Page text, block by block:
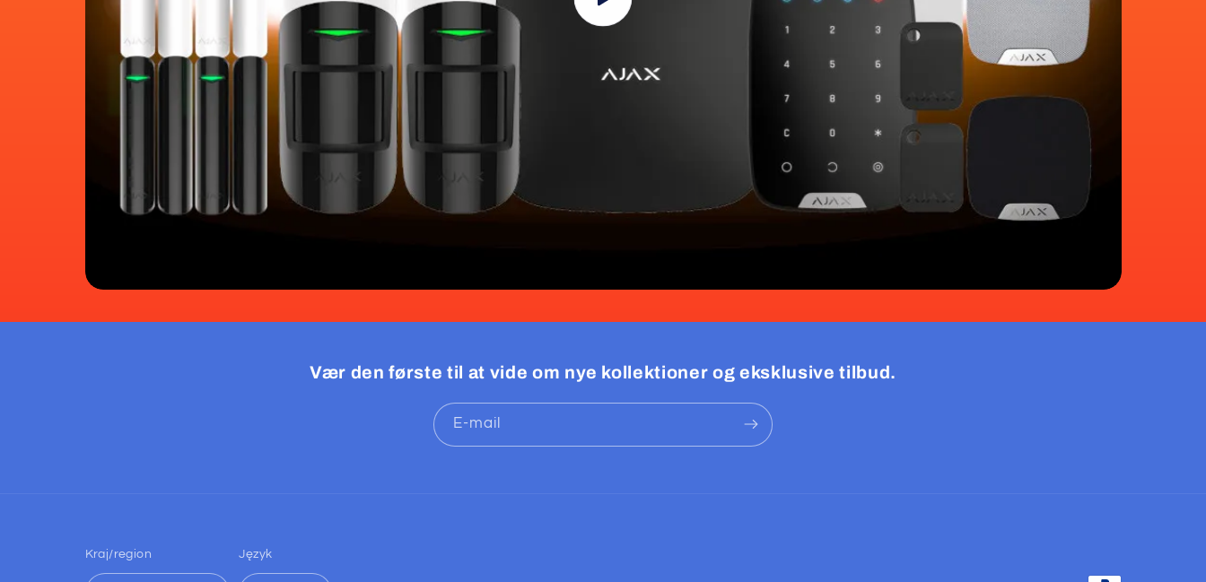
Vær den første til at vide om nye kollektioner og eksklusive tilbud.
E-mail
Kraj/region Język